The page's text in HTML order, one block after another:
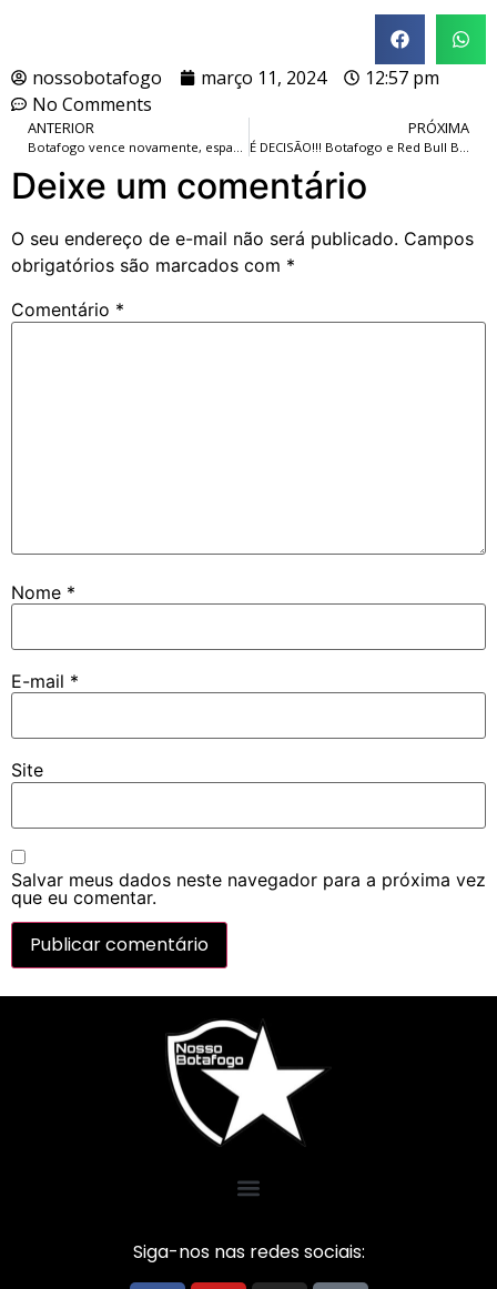
nossobotafogo março 11, 2024
12:57 pm
No Comments
ANTERIOR
Botafogo vence novamente, espanta a crise e fica cada vez mais próximo da classificação.
PRÓXIMA
É DECISÃO!!! Botafogo e Red Bull Bragantino se enfrentarão pelo jogo de volta da 3ª fase, na Pré-Libertadores.
Deixe um comentário
O seu endereço de e-mail não será publicado. Campos
obrigatórios são marcados com *
Comentário *
Nome *
E-mail *
Site
Salvar meus dados neste navegador para a próxima vez
que eu comentar.
Siga-nos nas redes sociais: